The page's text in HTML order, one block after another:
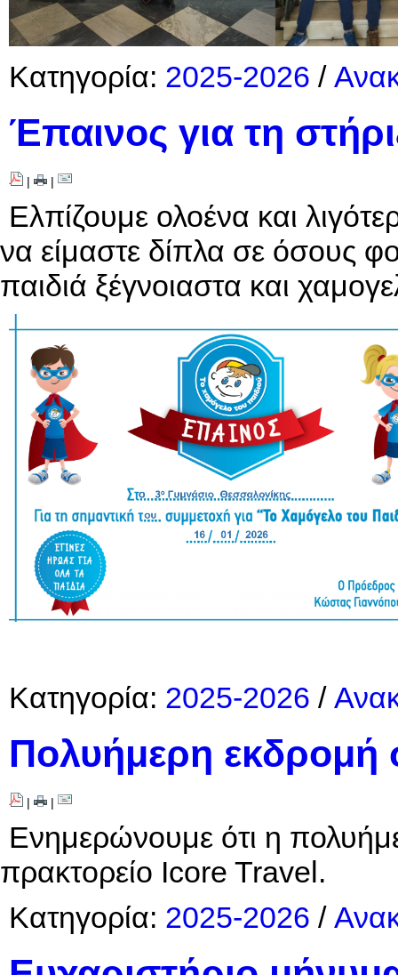
Κατηγορία: 2025-2026 /
Έπαινος για τη
| |
Ελπίζουμε ολοένα και
να είμαστε δίπλα σε όσους
παιδιά ξέγνοιαστα και
Κατηγορία: 2025-2026 /
Πολυήμερη εκδρομή
| |
Ενημερώνουμε ότι η
πρακτορείο Icore Travel.
Κατηγορία: 2025-2026 /